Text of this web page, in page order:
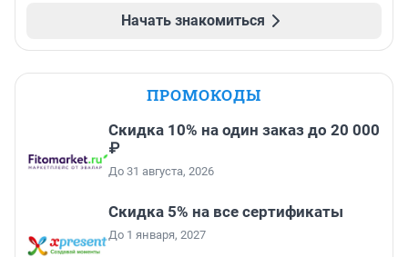
Начать знакомиться
ПРОМОКОДЫ
Скидка 10% на один заказ до 20 000
₽
До 31 августа, 2026
Скидка 5% на все сертификаты
До 1 января, 2027